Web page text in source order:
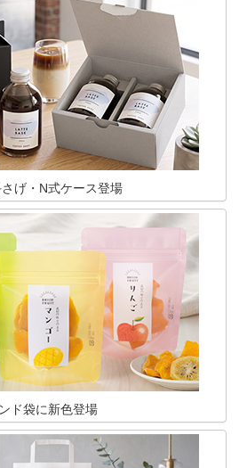
げ・N式ケース登場
ド袋に新色登場